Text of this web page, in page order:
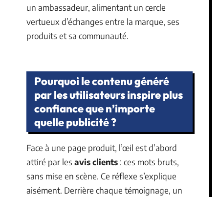
un ambassadeur, alimentant un cercle
vertueux d’échanges entre la marque, ses
produits et sa communauté.
Pourquoi le contenu généré
par les utilisateurs inspire plus
confiance que n’importe
quelle publicité ?
Face à une page produit, l’œil est d’abord
attiré par les avis clients : ces mots bruts,
sans mise en scène. Ce réflexe s’explique
aisément. Derrière chaque témoignage, un